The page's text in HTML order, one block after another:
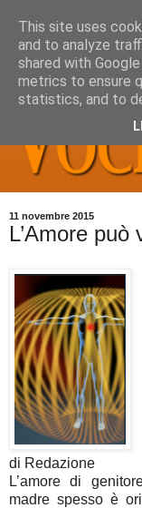
11 novembre 2015
L’Amore
di Redazione
L’amore di
madre spesso è
This site uses
and to analyze
shared with
metrics to ensure
statistics, and to